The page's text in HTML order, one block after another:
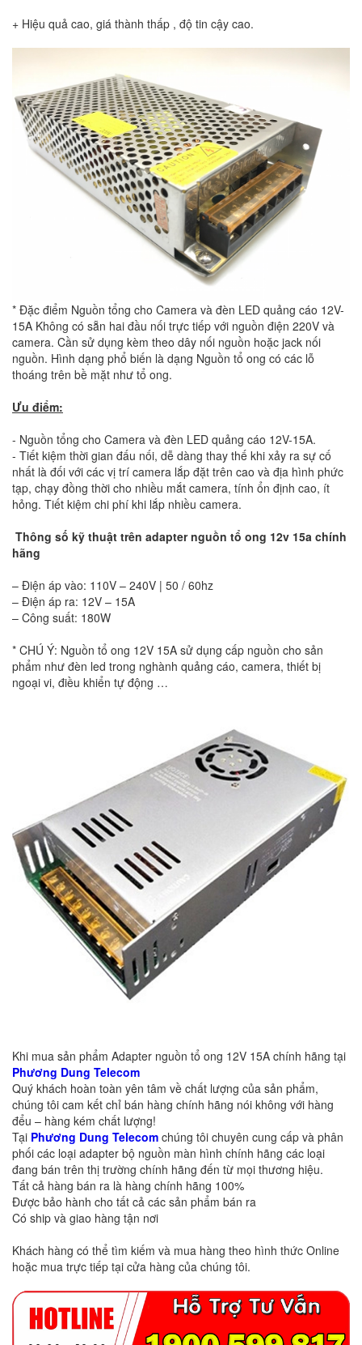
+ Hiệu quả cao, giá thành thấp , độ tin cậy cao.
* Đặc điểm Nguồn tổng cho Camera và đèn LED quảng cáo 12V-
15A Không có sẵn hai đầu nối trực tiếp với nguồn điện 220V và
camera. Cần sử dụng kèm theo dây nối nguồn hoặc jack nối
nguồn. Hình dạng phổ biến là dạng Nguồn tổ ong có các lỗ
thoáng trên bề mặt như tổ ong.
Ưu điểm:
- Nguồn tổng cho Camera và đèn LED quảng cáo 12V-15A.
- Tiết kiệm thời gian đấu nối, dễ dàng thay thế khi xảy ra sự cố
nhất là đối với các vị trí camera lắp đặt trên cao và địa hình phức
tạp, chạy đồng thời cho nhiều mắt camera, tính ổn định cao, ít
hỏng. Tiết kiệm chi phí khi lắp nhiều camera.
Thông số kỹ thuật trên adapter nguồn tổ ong 12v 15a chính
hãng
– Điện áp vào: 110V – 240V | 50 / 60hz
– Điện áp ra: 12V – 15A
– Công suất: 180W
* CHÚ Ý: Nguồn tổ ong 12V 15A sử dụng cấp nguồn cho sản
phẩm như đèn led trong nghành quảng cáo, camera, thiết bị
ngoại vi, điều khiển tự động …
Khi mua sản phẩm Adapter nguồn tổ ong 12V 15A chính hãng tại
Phương Dung Telecom
Quý khách hoàn toàn yên tâm về chất lượng của sản phẩm,
chúng tôi cam kết chỉ bán hàng chính hãng nói không với hàng
đểu – hàng kém chất lượng!
Tại Phương Dung Telecom chúng tôi chuyên cung cấp và phân
phối các loại adapter bộ nguồn màn hình chính hãng các loại
đang bán trên thị trường chính hãng đến từ mọi thương hiệu.
Tất cả hàng bán ra là hàng chính hãng 100%
Được bảo hành cho tất cả các sản phẩm bán ra
Có ship và giao hàng tận nơi
Khách hàng có thể tìm kiếm và mua hàng theo hình thức Online
hoặc mua trực tiếp tại cửa hàng của chúng tôi.